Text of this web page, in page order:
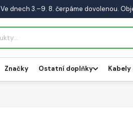
Ve dnech 3.–9. 8. čerpáme dovolenou.
Značky Ostatní doplňky Kabely